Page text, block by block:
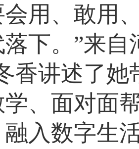
会用、敢用
下。”来
香讲述了她
、面对面
入数字生